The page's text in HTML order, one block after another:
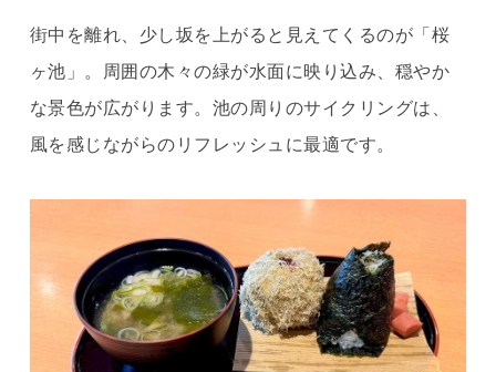
街中を離れ、少し坂を上がると見えてくるのが「桜
ヶ池」。周囲の木々の緑が水面に映り込み、穏やか
な景色が広がります。池の周りのサイクリングは、
風を感じながらのリフレッシュに最適です。